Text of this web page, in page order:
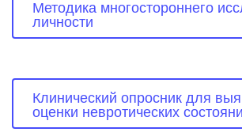
Методика многостороннего
личности
Клинический опросник для
оценки невротических